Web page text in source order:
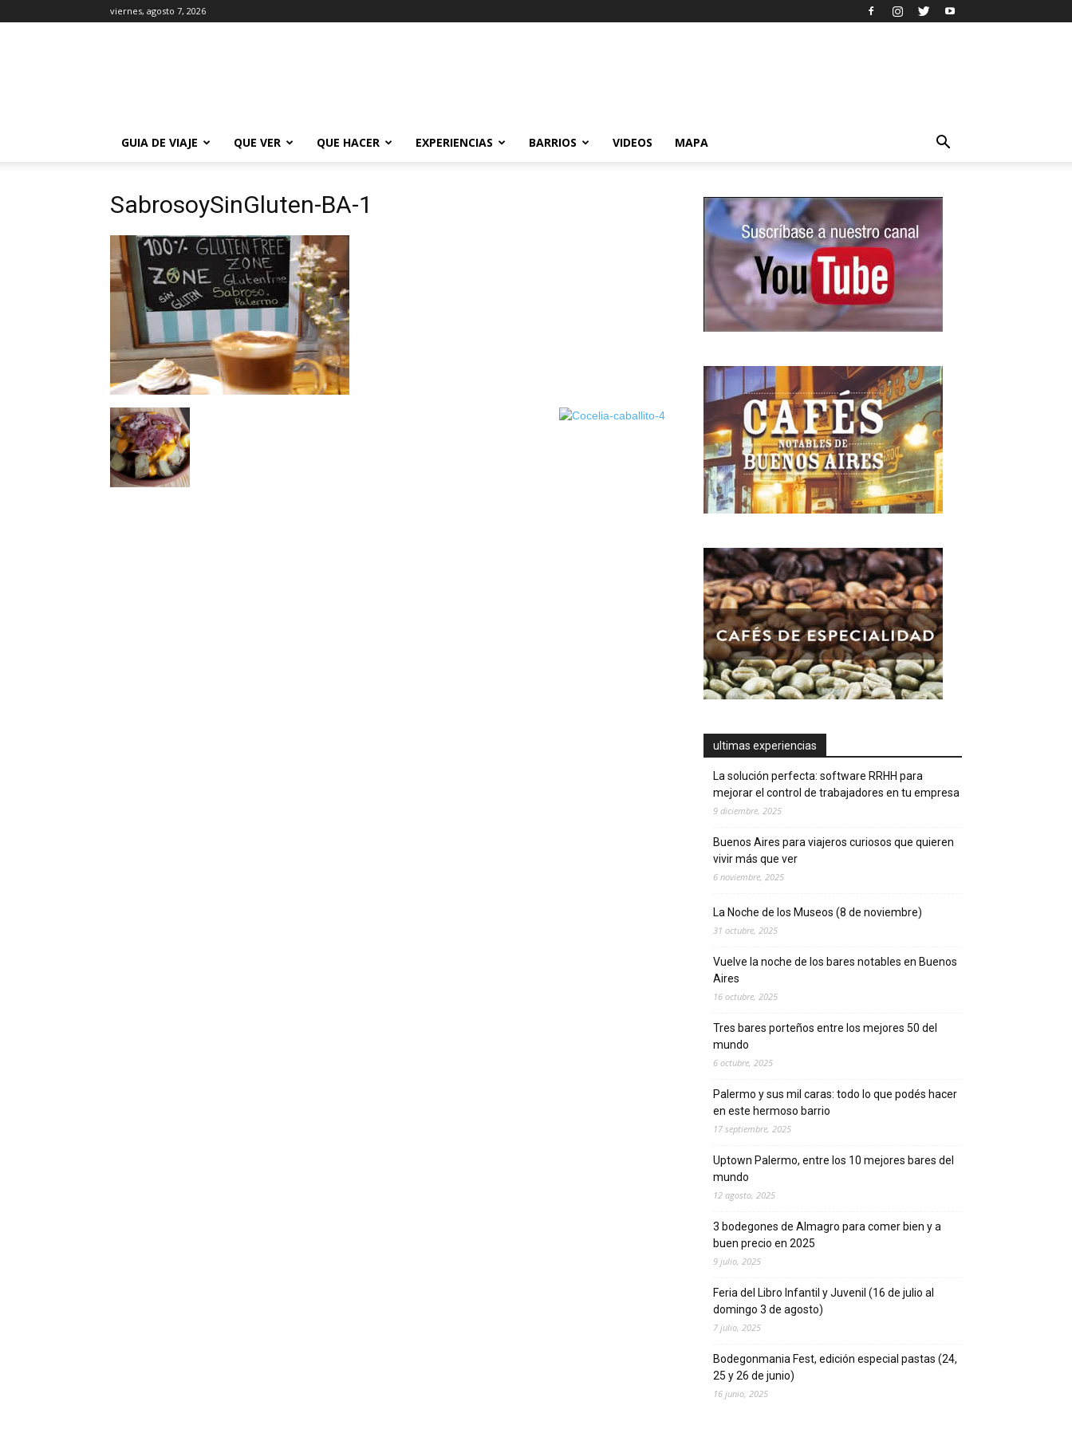
viernes, agosto 7, 2026
GUIA DE VIAJE
QUE VER QUE HACER EXPERIENCIAS BARRIOS VIDEOS MAPA
SabrosoySinGluten-BA-1
ultimas experiencias
La solución perfecta: software RRHH para
mejorar el control de trabajadores en tu empresa
9 diciembre, 2025
Buenos Aires para viajeros curiosos que quieren
vivir más que ver
6 noviembre, 2025
La Noche de los Museos (8 de noviembre)
31 octubre, 2025
Vuelve la noche de los bares notables en Buenos
Aires
16 octubre, 2025
Tres bares porteños entre los mejores 50 del
mundo
6 octubre, 2025
Palermo y sus mil caras: todo lo que podés hacer
en este hermoso barrio
17 septiembre, 2025
Uptown Palermo, entre los 10 mejores bares del
mundo
12 agosto, 2025
3 bodegones de Almagro para comer bien y a
buen precio en 2025
9 julio, 2025
Feria del Libro Infantil y Juvenil (16 de julio al
domingo 3 de agosto)
7 julio, 2025
Bodegonmania Fest, edición especial pastas (24,
25 y 26 de junio)
16 junio, 2025